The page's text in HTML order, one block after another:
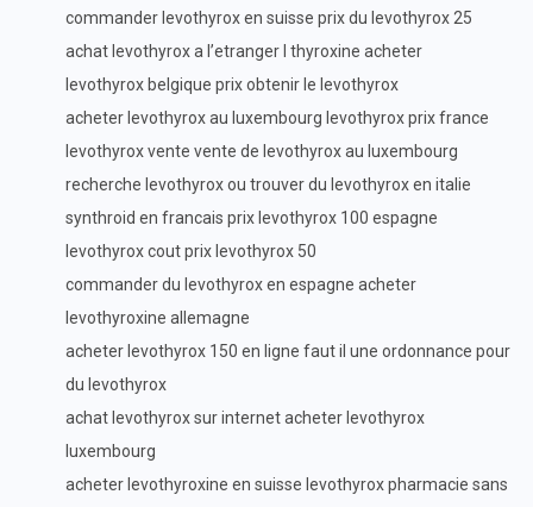
commander levothyrox en suisse prix du levothyrox 25
achat levothyrox a l’etranger l thyroxine acheter
levothyrox belgique prix obtenir le levothyrox
acheter levothyrox au luxembourg levothyrox prix france
levothyrox vente vente de levothyrox au luxembourg
recherche levothyrox ou trouver du levothyrox en italie
synthroid en francais prix levothyrox 100 espagne
levothyrox cout prix levothyrox 50
commander du levothyrox en espagne acheter
levothyroxine allemagne
acheter levothyrox 150 en ligne faut il une ordonnance pour
du levothyrox
achat levothyrox sur internet acheter levothyrox
luxembourg
acheter levothyroxine en suisse levothyrox pharmacie sans